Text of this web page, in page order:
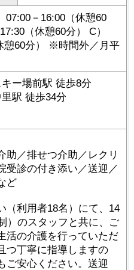
07:00－16:00（休憩60
（休憩60分） C）
憩60分） ※時間外／月平
ー場前駅 徒歩8分
駅 徒歩34分
助／排せつ介助／レクリ
受診の付き添い／送迎／
ど
（利用者18名）にて、14
）のスタッフと共に、ご
活の介護を行っていただ
つ丁寧に指導しますの
ご安心ください。送迎